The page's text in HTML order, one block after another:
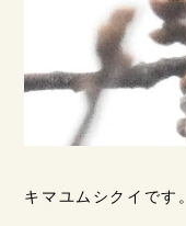
キマユムシクイです。